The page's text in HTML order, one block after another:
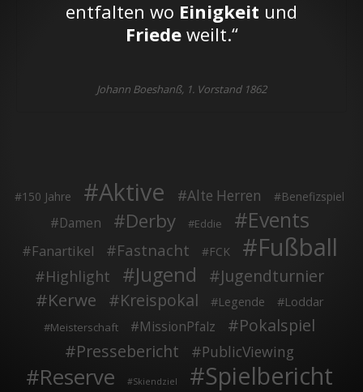
entfalten wo Einigkeit und
Friedeweilt.“
Johann Boeshanß, 1. Vorstand 1862
150 Jahre Aktive Alte Herren Benefizspiel
Damen Derby Eddie Events
Fanartikel Fastnacht FCK Fußball
Highlight Jugend Jugendturnier
Kerwe Kreispokal Legende Loddar
Meisterschaft MissionPfalz
Pokalspiel
Pressebericht
PublicViewing
Reserve Skiendziel Spielbericht